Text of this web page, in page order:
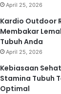
April 25, 2026
Kardio Outdoor
Membakar
Tubuh Anda
April 25, 2026
Kebiasaan
Stamina Tubuh
Optimal